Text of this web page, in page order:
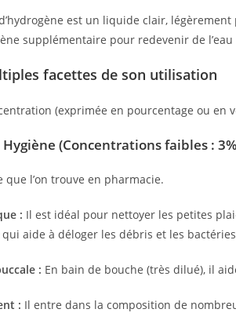
est un liquide clair,
supplémentaire pour redevenir de
facettes de son utilisation
(exprimée en pourcentage ou en
(Concentrations faibles :
que l’on trouve en pharmacie.
: Il est idéal pour nettoyer les petites
qui aide à déloger les débris et les
: En bain de bouche (très dilué), il
: Il entre dans la composition de